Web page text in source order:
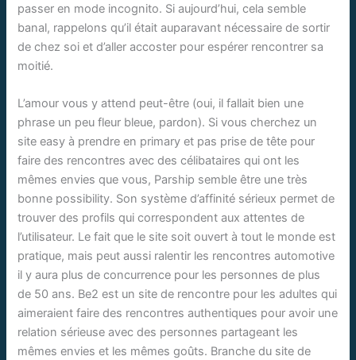
passer en mode incognito. Si aujourd’hui, cela semble
banal, rappelons qu’il était auparavant nécessaire de sortir
de chez soi et d’aller accoster pour espérer rencontrer sa
moitié.
L’amour vous y attend peut-être (oui, il fallait bien une
phrase un peu fleur bleue, pardon). Si vous cherchez un
site easy à prendre en primary et pas prise de tête pour
faire des rencontres avec des célibataires qui ont les
mêmes envies que vous, Parship semble être une très
bonne possibility. Son système d’affinité sérieux permet de
trouver des profils qui correspondent aux attentes de
l’utilisateur. Le fait que le site soit ouvert à tout le monde est
pratique, mais peut aussi ralentir les rencontres automotive
il y aura plus de concurrence pour les personnes de plus
de 50 ans. Be2 est un site de rencontre pour les adultes qui
aimeraient faire des rencontres authentiques pour avoir une
relation sérieuse avec des personnes partageant les
mêmes envies et les mêmes goûts. Branche du site de